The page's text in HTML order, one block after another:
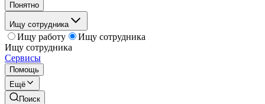
Понятно
Ищу сотрудника
Ищу работу
Ищу сотрудника
Ищу сотрудника
Сервисы
Помощь
Ещё
Поиск